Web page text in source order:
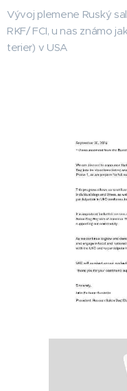
Vývoj plemene Ruský
RKF/ FCI, u nas známo
terier) v USA